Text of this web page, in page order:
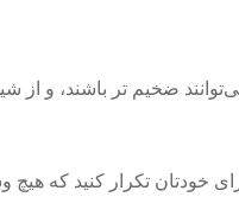
ضخیم تر باشند، و از
خودتان تکرار کنید که